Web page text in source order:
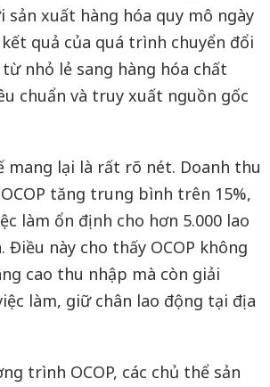
sản xuất hàng hóa quy mô ngày
quả của quá trình chuyển đổi
nhỏ lẻ sang hàng hóa chất
chuẩn và truy xuất nguồn gốc
mang lại là rất rõ nét. Doanh thu
tăng trung bình trên 15%,
làm ổn định cho hơn 5.000 lao
Điều này cho thấy OCOP không
cao thu nhập mà còn giải
làm, giữ chân lao động tại địa
trình OCOP, các chủ thể sản